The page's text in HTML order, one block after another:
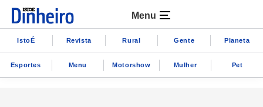
Menu
IstoÉ Revista Rural Gente Planeta
Esportes Menu Motorshow Mulher Pet